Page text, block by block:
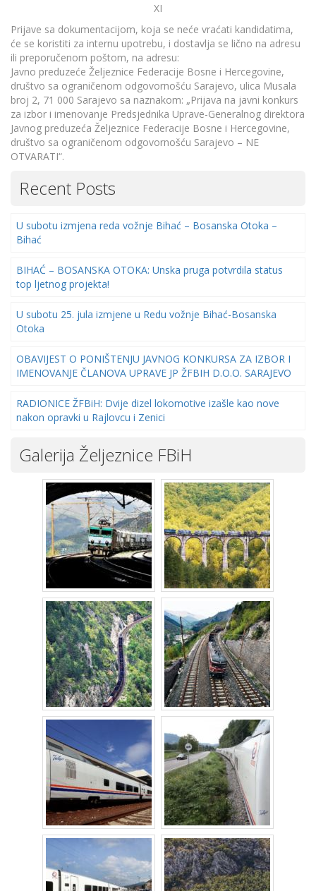
XI
Prijave sa dokumentacijom, koja se neće vraćati kandidatima,
će se koristiti za internu upotrebu, i dostavlja se lično na adresu
ili preporučenom poštom, na adresu:
Javno preduzeće Željeznice Federacije Bosne i Hercegovine,
društvo sa ograničenom odgovornošću Sarajevo, ulica Musala
broj 2, 71 000 Sarajevo sa naznakom: „Prijava na javni konkurs
za izbor i imenovanje Predsjednika Uprave-Generalnog direktora
Javnog preduzeća Željeznice Federacije Bosne i Hercegovine,
društvo sa ograničenom odgovornošću Sarajevo – NE
OTVARATI“.
Recent Posts
U subotu izmjena reda vožnje Bihać – Bosanska Otoka –
Bihać
BIHAĆ – BOSANSKA OTOKA: Unska pruga potvrdila status
top ljetnog projekta!
U subotu 25. jula izmjene u Redu vožnje Bihać-Bosanska
Otoka
OBAVIJEST O PONIŠTENJU JAVNOG KONKURSA ZA IZBOR I
IMENOVANJE ČLANOVA UPRAVE JP ŽFBIH D.O.O. SARAJEVO
RADIONICE ŽFBiH: Dvije dizel lokomotive izašle kao nove
nakon opravki u Rajlovcu i Zenici
Galerija Željeznice FBiH